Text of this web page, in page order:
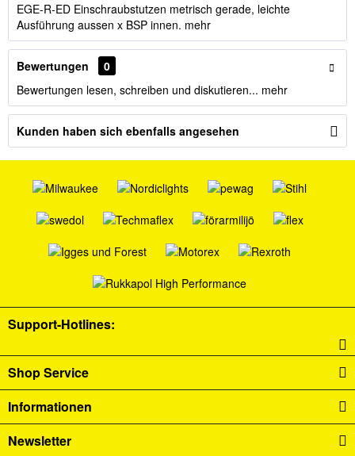
EGE-R-ED Einschraubstutzen metrisch gerade, leichte
Ausführung aussen x BSP innen. mehr
Bewertungen
0
Bewertungen lesen, schreiben und diskutieren... mehr
Kunden haben sich ebenfalls angesehen
Support-Hotlines:
Shop Service
Informationen
Newsletter